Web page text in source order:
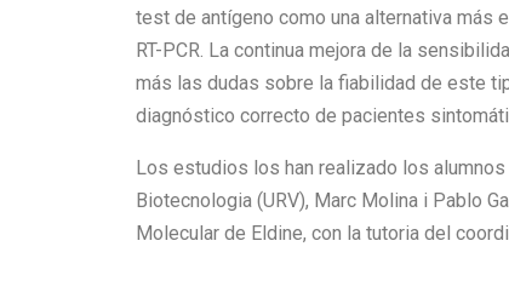
test de antígeno como una alternativa más
RT-PCR. La continua mejora de la
más las dudas sobre la fiabilidad de este
diagnóstico correcto de pacientes
Los estudios los han realizado los
Biotecnologia (URV), Marc Molina i Pablo
Molecular de Eldine, con la tutoria del